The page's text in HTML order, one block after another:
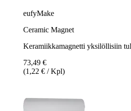
eufyMake
Ceramic Magnet
Keramiikkamagnetti yksilöllisiin
73,49 €
(1,22 € / Kpl)